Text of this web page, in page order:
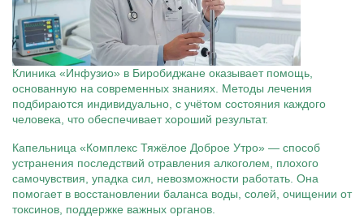
Клиника «Инфузио» в Биробиджане оказывает помощь,
основанную на современных знаниях. Методы лечения
подбираются индивидуально, с учётом состояния каждого
человека, что обеспечивает хороший результат.
Капельница «Комплекс Тяжёлое Доброе Утро» — способ
устранения последствий отравления алкоголем, плохого
самочувствия, упадка сил, невозможности работать. Она
помогает в восстановлении баланса воды, солей, очищении от
токсинов, поддержке важных органов.